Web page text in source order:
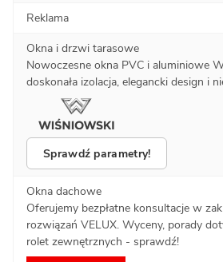
Reklama
Okna i drzwi tarasowe
Nowoczesne okna PVC i aluminiowe
doskonała izolacja, elegancki design i
Sprawdź parametry!
Okna dachowe
Oferujemy bezpłatne konsultacje w
rozwiązań VELUX. Wyceny, porady
rolet zewnętrznych - sprawdź!